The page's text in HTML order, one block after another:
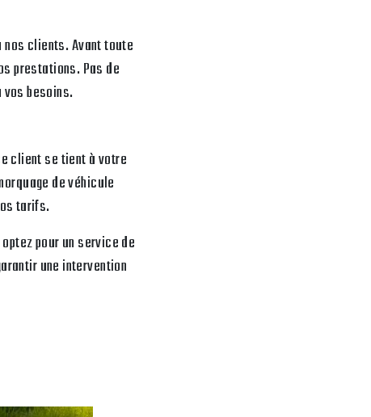
clients. Avant toute
prestations. Pas de
besoins.
client se tient à votre
de véhicule
tarifs.
pour un service de
une intervention